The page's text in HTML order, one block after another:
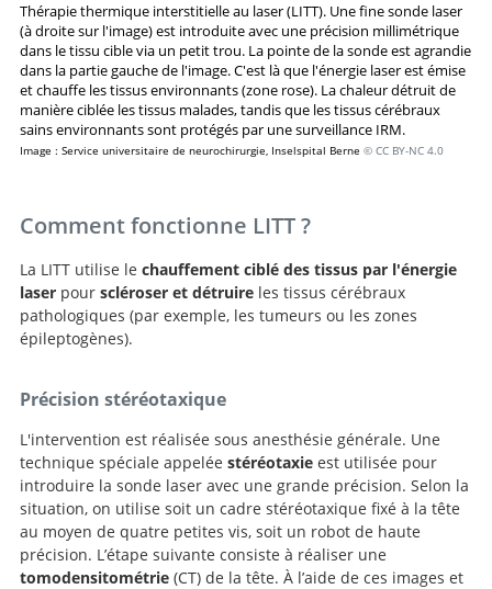
Thérapie thermique interstitielle au laser (LITT). Une fine sonde laser
(à droite sur l'image) est introduite avec une précision millimétrique
dans le tissu cible via un petit trou. La pointe de la sonde est agrandie
dans la partie gauche de l'image. C'est là que l'énergie laser est émise
et chauffe les tissus environnants (zone rose). La chaleur détruit de
manière ciblée les tissus malades, tandis que les tissus cérébraux
sains environnants sont protégés par une surveillance IRM.
Image : Service universitaire de neurochirurgie, Inselspital Berne © CC BY-NC 4.0
Comment fonctionne LITT ?
La LITT utilise le chauffement ciblé des tissus par l'énergie
laserpour scléroser et détruireles tissus cérébraux
pathologiques (par exemple, les tumeurs ou les zones
épileptogènes).
Précision stéréotaxique
L'intervention est réalisée sous anesthésie générale. Une
technique spéciale appelée stéréotaxie est utilisée pour
introduire la sonde laser avec une grande précision. Selon la
situation, on utilise soit un cadre stéréotaxique fixé à la tête
au moyen de quatre petites vis, soit un robot de haute
précision. L’étape suivante consiste à réaliser une
tomodensitométrie (CT) de la tête. À l’aide de ces images et